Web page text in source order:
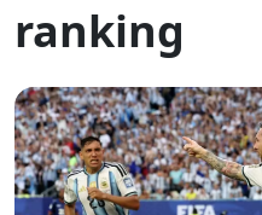
ranking